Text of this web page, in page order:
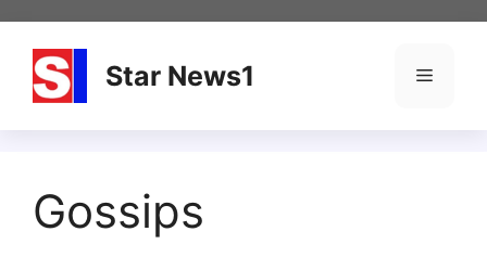
content
Star News1 Menu
Gossips